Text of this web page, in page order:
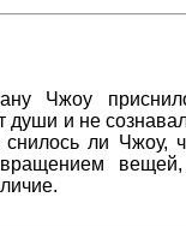
Чжоу
души и не
снилось ли Чжоу,